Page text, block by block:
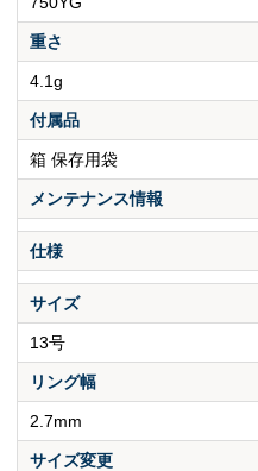
重さ
4.1g
付属品
箱 保存用袋
メンテナンス情報
仕様
サイズ
13号
リング幅
2.7mm
サイズ変更